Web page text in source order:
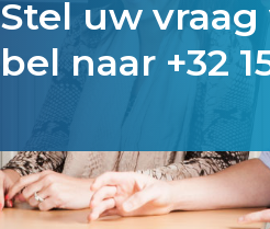
Stel uw
bel naar +32